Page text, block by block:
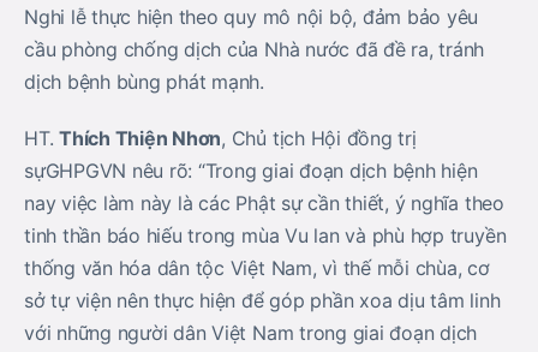
Nghi lễ thực hiện theo quy mô nội bộ, đảm bảo yêu
cầu phòng chống dịch của Nhà nước đã đề ra, tránh
dịch bệnh bùng phát mạnh.
HT.Thích Thiện Nhơn, Chủ tịch Hội đồng trị
sựGHPGVN nêu rõ: “Trong giai đoạn dịch bệnh hiện
nay việc làm này là các Phật sự cần thiết, ý nghĩa theo
tinh thần báo hiếu trong mùa Vu lan và phù hợp truyền
thống văn hóa dân tộc Việt Nam, vì thế mỗi chùa, cơ
sở tự viện nên thực hiện để góp phần xoa dịu tâm linh
với những người dân Việt Nam trong giai đoạn dịch